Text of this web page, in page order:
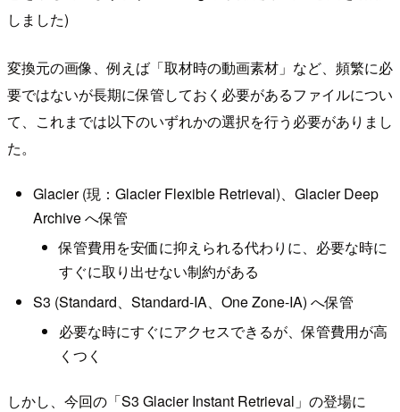
しました)
変換元の画像、例えば「取材時の動画素材」など、頻繁に必
要ではないが長期に保管しておく必要があるファイルについ
て、これまでは以下のいずれかの選択を行う必要がありまし
た。
Glacier (現：Glacier Flexible Retrieval)、Glacier Deep
Archive へ保管
保管費用を安価に抑えられる代わりに、必要な時に
すぐに取り出せない制約がある
S3 (Standard、Standard-IA、One Zone-IA) へ保管
必要な時にすぐにアクセスできるが、保管費用が高
くつく
しかし、今回の「S3 Glacier Instant Retrieval」の登場に